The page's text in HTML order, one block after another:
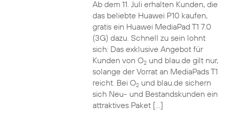
Ab dem 11. Juli erhalten Kunden, die
das beliebte Huawei P10 kaufen,
gratis ein Huawei MediaPad T1 7.0
(3G) dazu. Schnell zu sein lohnt
sich: Das exklusive Angebot für
Kunden von O2und blau.de gilt nur,
solange der Vorrat an MediaPads T1
reicht. Bei O2und blau.de sichern
sich Neu- und Bestandskunden ein
attraktives Paket […]